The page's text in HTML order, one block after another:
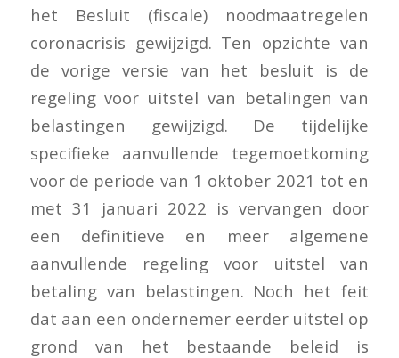
het Besluit (fiscale) noodmaatregelen
coronacrisis gewijzigd. Ten opzichte van
de vorige versie van het besluit is de
regeling voor uitstel van betalingen van
belastingen gewijzigd. De tijdelijke
specifieke aanvullende tegemoetkoming
voor de periode van 1 oktober 2021 tot en
met 31 januari 2022 is vervangen door
een definitieve en meer algemene
aanvullende regeling voor uitstel van
betaling van belastingen. Noch het feit
dat aan een ondernemer eerder uitstel op
grond van het bestaande beleid is